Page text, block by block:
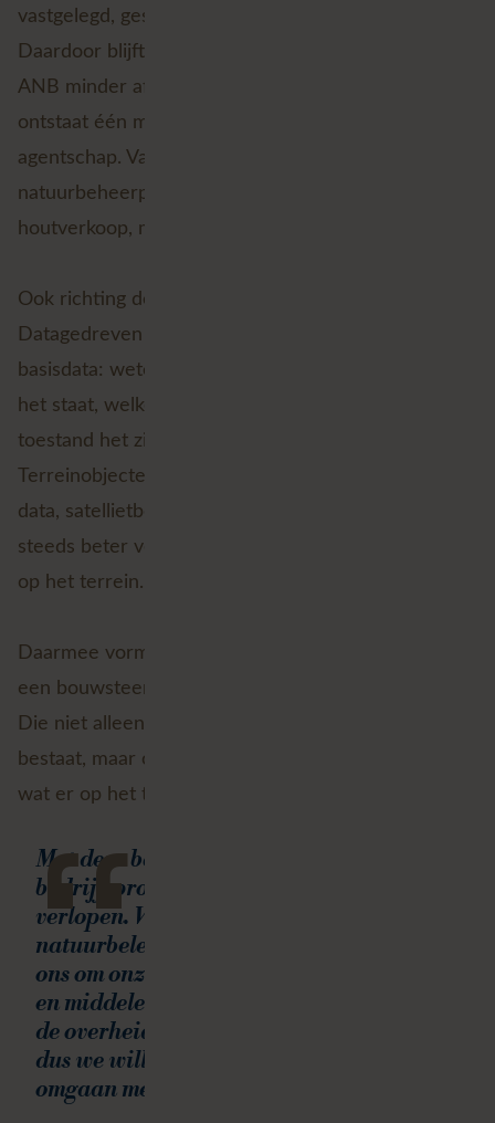
vastgelegd, gestroomlijnd en herbruikbaar gemaakt.
Daardoor blijft terreinkennis beter behouden, wordt
ANB minder afhankelijk van lokale oplossingen en
ontstaat één masterdatabron voor heel het
agentschap. Van beheerwerken en
natuurbeheerplannen tot bezoekersbeheer,
houtverkoop, monitoring, rapportering en analyse.
Ook richting de Smart Nature visie is dat belangrijk.
Datagedreven natuurbeheer begint bij betrouwbare
basisdata: weten wat er op het terrein staat, waar
het staat, welke functie het heeft en in welke
toestand het zich bevindt. Met correcte data over
Terreinobjecten kunnen terreinobservaties, GIS-
data, satellietbeelden, drones, sensoren en AI
steeds beter verbonden worden aan echte objecten
op het terrein.
Daarmee vormt de Terreinobjecten-applicatie ook
een bouwsteen voor een Digital Twin van de natuur.
Die niet alleen uit beelden, sensoren of modellen
bestaat, maar ook uit betrouwbare informatie over
wat er op het terrein aanwezig is.
“
Met deze basis kunnen we onze
bedrijfsprocessen efficiënter laten
verlopen. Van natuurbeheer tot
natuurbeleving voor de burger. Het helpt
ons om onze dienstverlening te verbeteren
en middelen optimaal in te zetten. Ook bij
de overheid staan budgetten onder druk,
dus we willen zo efficiënt mogelijk
omgaan met wat we hebben.